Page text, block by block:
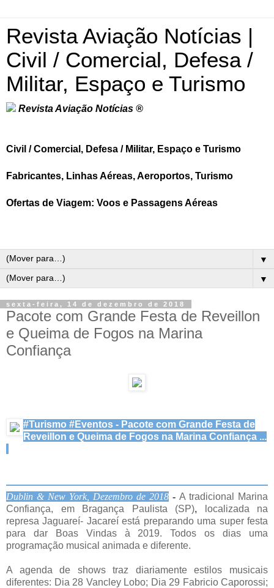
Revista Aviação Notícias |
Civil / Comercial, Defesa /
Militar, Espaço e Turismo
Revista Aviação Notícias ®
Civil / Comercial, Defesa / Militar, Espaço e Turismo
Fabricantes, Linhas Aéreas, Aeroportos, Turismo
Ofertas de Viagem: Voos e Passagens Aéreas
▼
▼
sexta-feira, 14 de dezembro de 2018
Pacote com Grande Festa de Reveillon
e Queima de Fogos na Marina
Confiança
#Turismo #Eventos - Pacote com Grande Festa de
Reveillon e Queima de Fogos na Marina Confiança ...
Dublin & New York, Dezembro de 2018 - A tradicional Marina
Confiança, em Bragança Paulista (SP),
localizada na
represa Jaguareí- Jacareí está preparando uma super festa
para dar Boas Vindas à 2019. Todos os dias uma
programação musical animada e diferente.
A agenda de shows traz diariamente estilos musicais
diferentes: Dia 28 Vancley Lobo; Dia 29 Fabricio Caporossi;